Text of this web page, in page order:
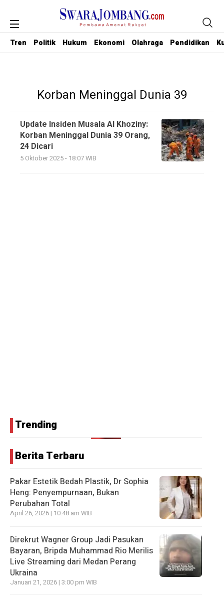
Tren Politik Hukum Ekonomi Olahraga Pendidikan
Korban Meninggal Dunia 39
Update Insiden Musala Al Khoziny:
Korban Meninggal Dunia 39 Orang,
24 Dicari
5 Oktober 2025 - 18:07 WIB
Trending
Berita Terbaru
Pakar Estetik Bedah Plastik, Dr Sophia
Heng: Penyempurnaan, Bukan
Perubahan Total
April 26, 2026 | 10:48 am WIB
Direkrut Wagner Group Jadi Pasukan
Bayaran, Bripda Muhammad Rio Merilis
Live Streaming dari Medan Perang
Ukraina
Januari 21, 2026 | 3:00 pm WIB